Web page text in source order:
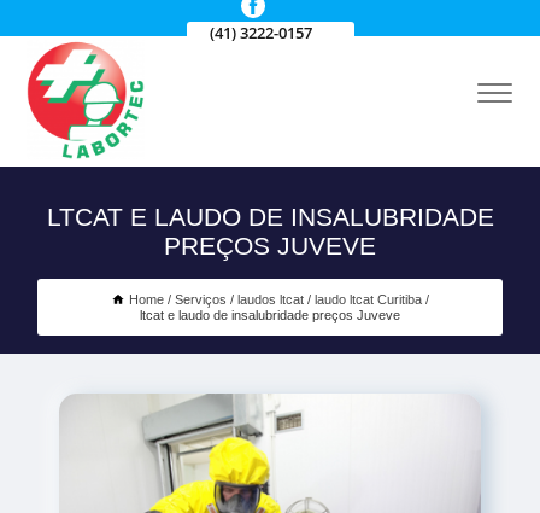
(41) 3222-0157
LTCAT E LAUDO DE INSALUBRIDADE
PREÇOS JUVEVE
Home Serviços laudos ltcat
laudo ltcat Curitiba
ltcat e laudo de insalubridade preços Juveve